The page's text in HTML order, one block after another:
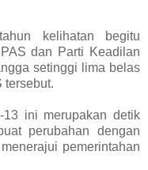
kelihatan begitu
dan Parti Keadilan
setinggi lima belas
tersebut.
13 ini merupakan detik
perubahan dengan
pemerintahan